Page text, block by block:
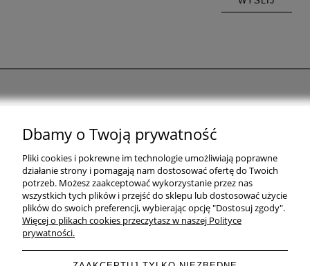
Moje konto
Informacje
O nas
Dbamy o Twoją prywatność
Pliki cookies i pokrewne im technologie umożliwiają poprawne
działanie strony i pomagają nam dostosować ofertę do Twoich
potrzeb. Możesz zaakceptować wykorzystanie przez nas
wszystkich tych plików i przejść do sklepu lub dostosować użycie
plików do swoich preferencji, wybierając opcję "Dostosuj zgody".
Więcej o plikach cookies przeczytasz w naszej Polityce
prywatności.